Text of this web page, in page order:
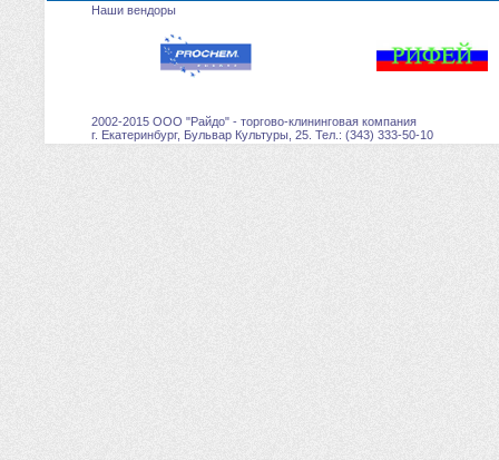
Наши вендоры
2002-2015 ООО "Райдо" - торгово-клининговая компания
г. Екатеринбург, Бульвар Культуры, 25. Тел.: (343) 333-50-10